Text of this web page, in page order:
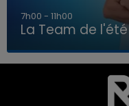
LA TEAM DE
7h00 - 11h00
La Team de l'été